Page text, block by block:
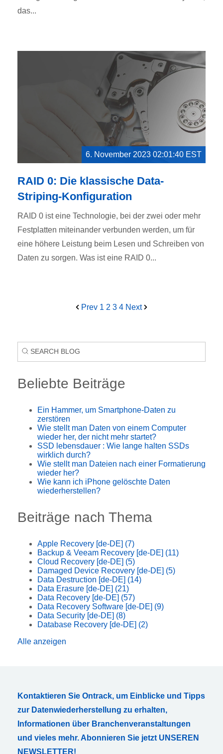
das...
6. November 2023 02:01:40 EST
RAID 0: Die klassische Data-
Striping-Konfiguration
RAID 0 ist eine Technologie, bei der zwei oder mehr
Festplatten miteinander verbunden werden, um für
eine höhere Leistung beim Lesen und Schreiben von
Daten zu sorgen. Was ist eine RAID 0...
Prev 1 2 3 4 Next
Beliebte Beiträge
Ein Hammer, um Smartphone-Daten zu
zerstören
Wie stellt man Daten von einem Computer
wieder her, der nicht mehr startet?
SSD lebensdauer : Wie lange halten SSDs
wirklich durch?
Wie stellt man Dateien nach einer Formatierung
wieder her?
Wie kann ich iPhone gelöschte Daten
wiederherstellen?
Beiträge nach Thema
Apple Recovery [de-DE] (7)
Backup & Veeam Recovery [de-DE] (11)
Cloud Recovery [de-DE] (5)
Damaged Device Recovery [de-DE] (5)
Data Destruction [de-DE] (14)
Data Erasure [de-DE] (21)
Data Recovery [de-DE] (57)
Data Recovery Software [de-DE] (9)
Data Security [de-DE] (8)
Database Recovery [de-DE] (2)
Alle anzeigen
Kontaktieren Sie Ontrack, um Einblicke und Tipps
zur Datenwiederherstellung zu erhalten,
Informationen über Branchenveranstaltungen
und vieles mehr. Abonnieren Sie jetzt UNSEREN
NEWSLETTER!